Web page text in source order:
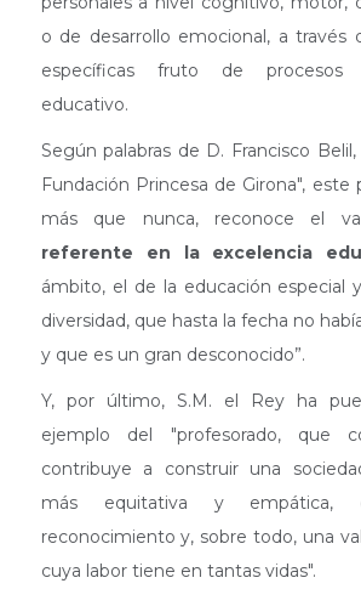
o de desarrollo emocional, a través
específicas fruto de procesos
educativo.
Según palabras de D. Francisco
Fundación Princesa de Girona", este
más que nunca, reconoce el
referente en la excelencia
ámbito, el de la educación especial
diversidad, que hasta la fecha no
y que es un gran desconocido”.
Y, por último, S.M. el Rey ha
ejemplo del "profesorado, que
contribuye a construir una
más equitativa y empática,
reconocimiento y, sobre todo, una
cuya labor tiene en tantas vidas".